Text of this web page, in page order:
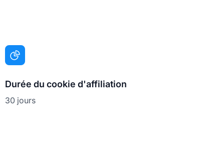
Durée du cookie d'affiliation
30 jours